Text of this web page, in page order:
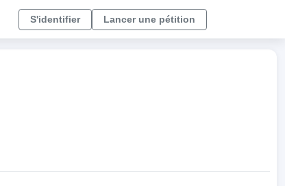
S'identifier Lancer une pétition